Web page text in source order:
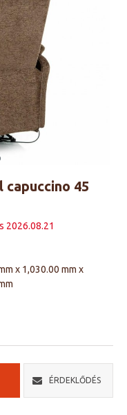
45
2026.08.21
x 1,030.00 mm x
ÉRDEKLŐDÉS